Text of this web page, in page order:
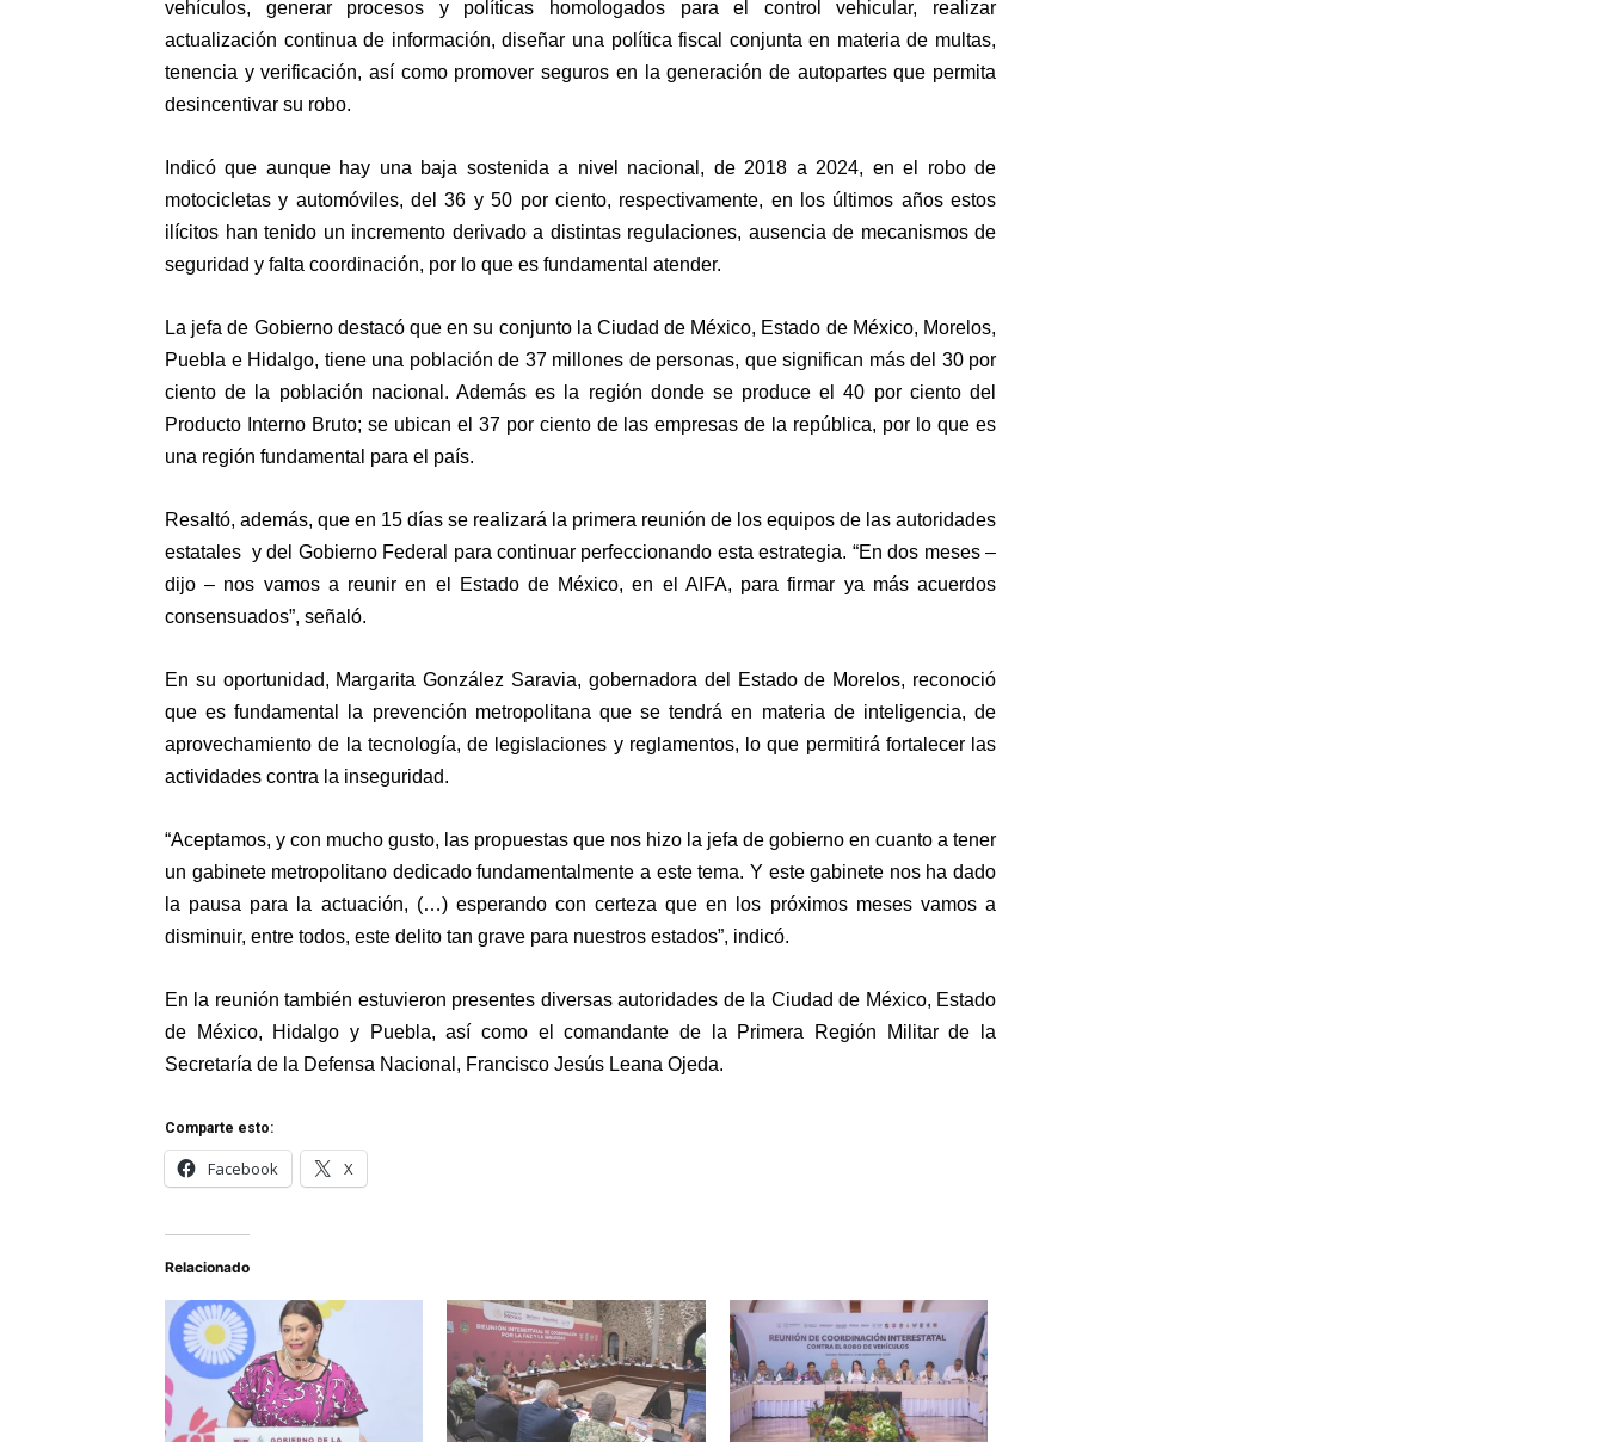
vehículos, generar procesos y políticas homologados para el control vehicular, realizar
actualización continua de información, diseñar una política fiscal conjunta en materia de multas,
tenencia y verificación, así como promover seguros en la generación de autopartes que permita
desincentivar su robo.
Indicó que aunque hay una baja sostenida a nivel nacional, de 2018 a 2024, en el robo de
motocicletas y automóviles, del 36 y 50 por ciento, respectivamente, en los últimos años estos
ilícitos han tenido un incremento derivado a distintas regulaciones, ausencia de mecanismos de
seguridad y falta coordinación, por lo que es fundamental atender.
La jefa de Gobierno destacó que en su conjunto la Ciudad de México, Estado de México, Morelos,
Puebla e Hidalgo, tiene una población de 37 millones de personas, que significan más del 30 por
ciento de la población nacional. Además es la región donde se produce el 40 por ciento del
Producto Interno Bruto; se ubican el 37 por ciento de las empresas de la república, por lo que es
una región fundamental para el país.
Resaltó, además, que en 15 días se realizará la primera reunión de los equipos de las autoridades
estatales y del Gobierno Federal para continuar perfeccionando esta estrategia. “En dos meses –
dijo – nos vamos a reunir en el Estado de México, en el AIFA, para firmar ya más acuerdos
consensuados”, señaló.
En su oportunidad, Margarita González Saravia, gobernadora del Estado de Morelos, reconoció
que es fundamental la prevención metropolitana que se tendrá en materia de inteligencia, de
aprovechamiento de la tecnología, de legislaciones y reglamentos, lo que permitirá fortalecer las
actividades contra la inseguridad.
“Aceptamos, y con mucho gusto, las propuestas que nos hizo la jefa de gobierno en cuanto a tener
un gabinete metropolitano dedicado fundamentalmente a este tema. Y este gabinete nos ha dado
la pausa para la actuación, (…) esperando con certeza que en los próximos meses vamos a
disminuir, entre todos, este delito tan grave para nuestros estados”, indicó.
En la reunión también estuvieron presentes diversas autoridades de la Ciudad de México, Estado
de México, Hidalgo y Puebla, así como el comandante de la Primera Región Militar de la
Secretaría de la Defensa Nacional, Francisco Jesús Leana Ojeda.
Comparte esto:
Facebook X
Relacionado